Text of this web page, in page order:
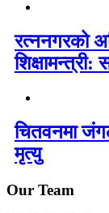
रत्ननगरको
शिक्षामन्त्री:
चितवनमा
मृत्यु
Our Team